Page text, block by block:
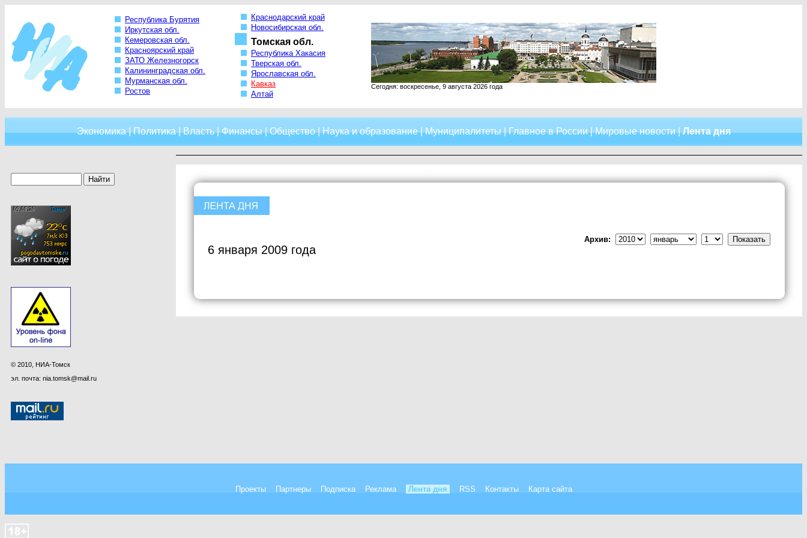
Республика Бурятия
Иркутская обл.
Кемеровская обл.
Красноярский край
ЗАТО Железногорск
Калининградская обл.
Мурманская обл.
Ростов
Краснодарский край
Новосибирская обл.
Томская обл.
Республика Хакасия
Тверская обл.
Ярославская обл.
Кавказ
Алтай
Сегодня: воскресенье, 9 августа 2026 года
Экономика|Политика|Власть|Финансы|Общество|Наука и образование|Муниципалитеты|Главное в России|Мировые новости|Лента дня
© 2010, НИА-Томск
эл. почта: nia.tomsk@mail.ru
6 января 2009 года
Архив:
Проекты Партнеры Подписка Реклама Лента дня RSS Контакты Карта сайта